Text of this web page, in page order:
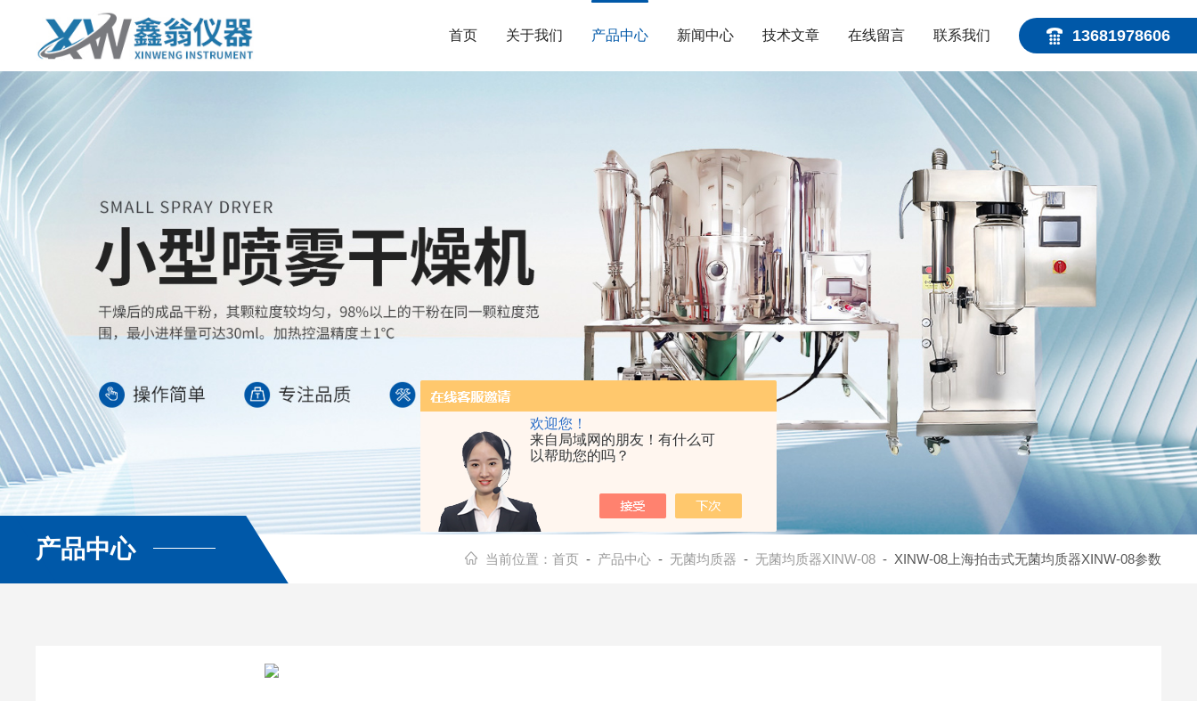
欢迎您！
来自局域网的朋友！有什么可
以帮助您的吗？
13681978606
首页 关于我们 产品中心 新闻中心 技术文章 在线留言 联系我们
查看更多
产品中心 当前位置： 首页 - 产品中心- 无菌均质器 - 无菌均质器XINW-08- XINW-08上海拍击式无菌均质器XINW-08参数